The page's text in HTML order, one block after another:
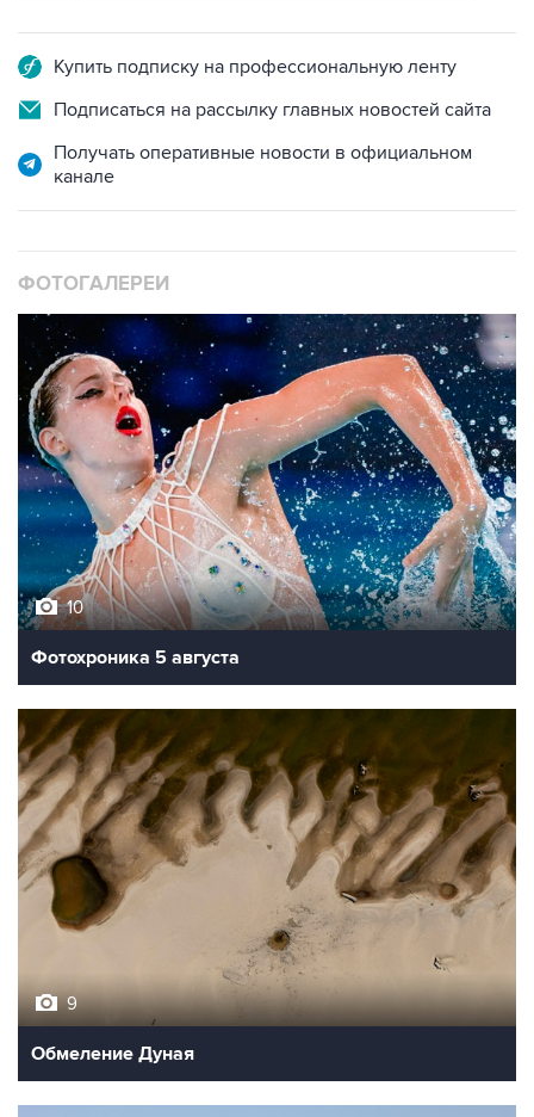
Купить подписку на профессиональную ленту
Подписаться на рассылку главных новостей сайта
Получать оперативные новости в официальном
канале
ФОТОГАЛЕРЕИ
10
Фотохроника 5 августа
9
Обмеление Дуная